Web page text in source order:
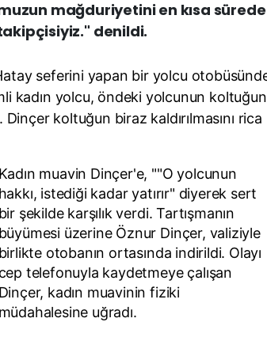
mağduriyetini en kısa sürede
denildi.
seferini yapan bir yolcu
kadın yolcu, öndeki yolcunun
koltuğun biraz kaldırılmasını rica
Kadın muavin Dinçer'e, ""O yolcunun
hakkı, istediği kadar yatırır" diyerek sert
bir şekilde karşılık verdi. Tartışmanın
büyümesi üzerine Öznur Dinçer, valiziyle
birlikte otobanın ortasında indirildi. Olayı
cep telefonuyla kaydetmeye çalışan
Dinçer, kadın muavinin fiziki
müdahalesine uğradı.